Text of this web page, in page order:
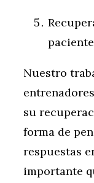
paciente
Nuestro
su
forma de
respuestas
importante